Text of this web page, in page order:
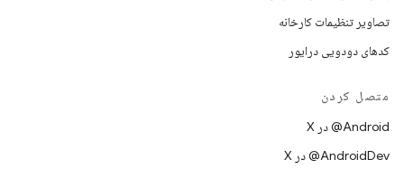
تصاویر تنظیمات کارخانه
کدهای دودویی درایور
متصل کردن
‫‎@Android در X
‫‎@AndroidDev در X